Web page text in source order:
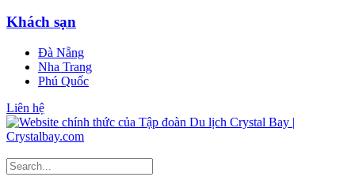
Khách sạn
Đà Nẵng
Nha Trang
Phú Quốc
Liên hệ